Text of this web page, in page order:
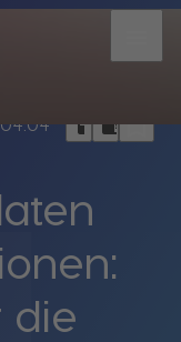
04:04 headphoneschrome_reader_modebookmark_border
die